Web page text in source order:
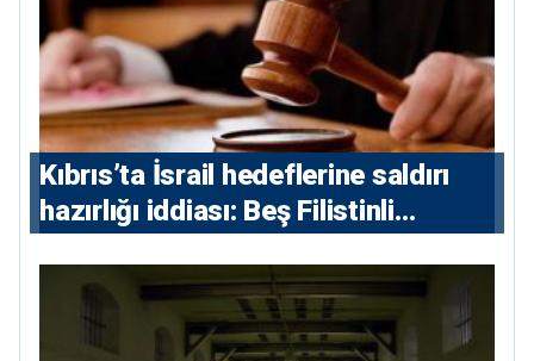
Kıbrıs’ta İsrail hedeflerine saldırı
hazırlığı iddiası: Beş Filistinli